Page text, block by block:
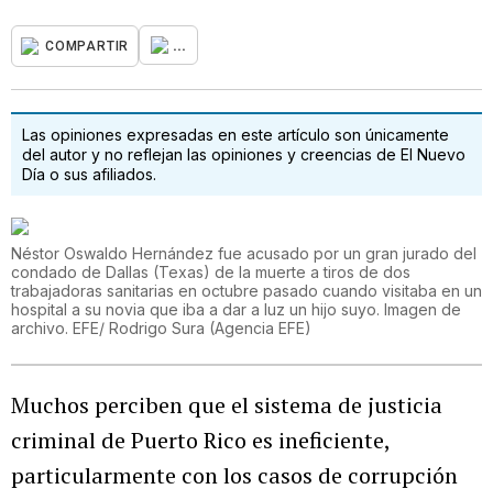
COMPARTIR ...
Las opiniones expresadas en este artículo son únicamente
del autor y no reflejan las opiniones y creencias de El Nuevo
Día o sus afiliados.
Néstor Oswaldo Hernández fue acusado por un gran jurado del
condado de Dallas (Texas) de la muerte a tiros de dos
trabajadoras sanitarias en octubre pasado cuando visitaba en un
hospital a su novia que iba a dar a luz un hijo suyo. Imagen de
archivo. EFE/ Rodrigo Sura (Agencia EFE)
Muchos perciben que el sistema de justicia
criminal de Puerto Rico es ineficiente,
particularmente con los casos de corrupción